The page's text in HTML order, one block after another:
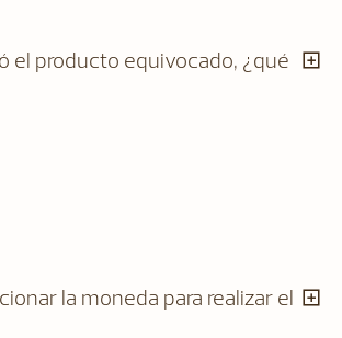
el producto equivocado, ¿qué
la moneda para realizar el